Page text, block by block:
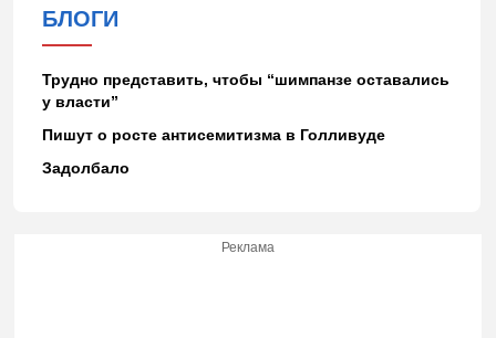
БЛОГИ
Трудно представить, чтобы “шимпанзе оставались
у власти”
Пишут о росте антисемитизма в Голливуде
Задолбало
Реклама